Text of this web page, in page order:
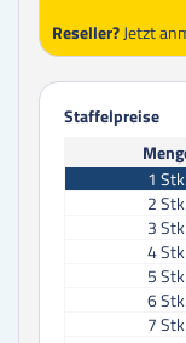
Reseller?Jetzt
Staffelpreise
1 Stk.
2Stk.
3Stk.
4Stk.
5Stk.
6Stk.
7Stk.